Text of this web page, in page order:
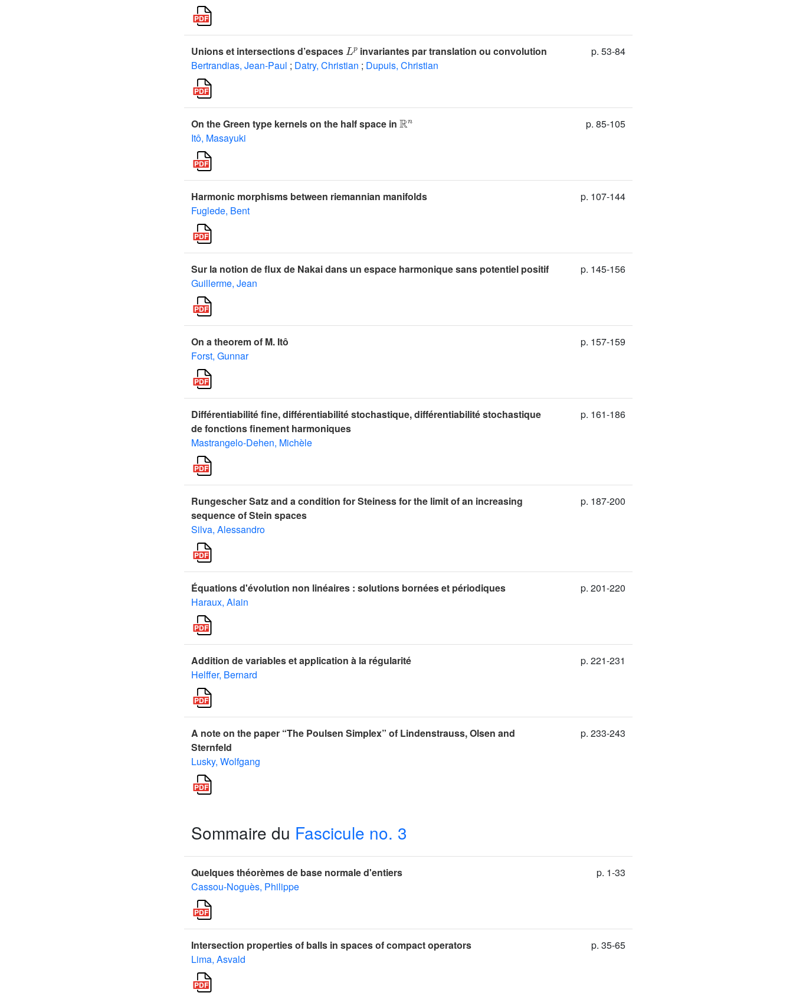
Unions et intersections d’espaces
invariantes par translation ou convolution
Bertrandias, Jean-Paul ; Datry, Christian ; Dupuis, Christian
p. 53-84
On the Green type kernels on the half space in
Itô, Masayuki
p. 85-105
Harmonic morphisms between riemannian manifolds
Fuglede, Bent
p. 107-144
Sur la notion de flux de Nakai dans un espace harmonique sans potentiel positif
Guillerme, Jean
p. 145-156
On a theorem of M. Itô
Forst, Gunnar
p. 157-159
Différentiabilité fine, différentiabilité stochastique, différentiabilité stochastique
de fonctions finement harmoniques
Mastrangelo-Dehen, Michèle
p. 161-186
Rungescher Satz and a condition for Steiness for the limit of an increasing
sequence of Stein spaces
Silva, Alessandro
p. 187-200
Équations d'évolution non linéaires : solutions bornées et périodiques
Haraux, Alain
p. 201-220
Addition de variables et application à la régularité
Helffer, Bernard
p. 221-231
A note on the paper “The Poulsen Simplex” of Lindenstrauss, Olsen and
Sternfeld
Lusky, Wolfgang
p. 233-243
Sommaire du Fascicule no. 3
Quelques théorèmes de base normale d'entiers
Cassou-Noguès, Philippe
p. 1-33
Intersection properties of balls in spaces of compact operators
Lima, Asvald
p. 35-65